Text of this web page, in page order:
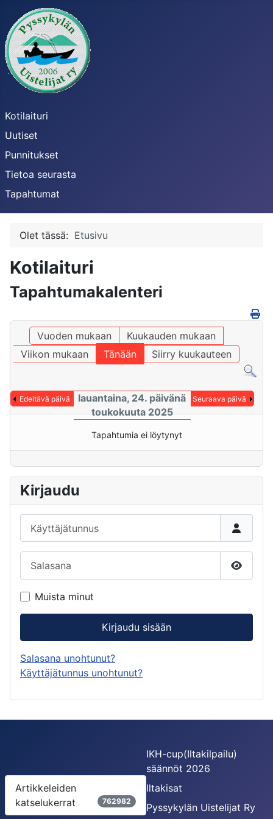
Kotilaituri
Uutiset
Punnitukset
Tietoa seurasta
Tapahtumat
Olet tässä: Etusivu
Kotilaituri
Tapahtumakalenteri
Vuoden mukaan
Kuukauden mukaan
Viikon mukaan
Tänään Siirry kuukauteen
Edeltävä päivä
lauantaina, 24. päivänä
toukokuuta 2025
Seuraava päivä
Tapahtumia ei löytynyt
Kirjaudu
Näytä
Muista minut
Kirjaudu sisään
Salasana unohtunut?
Käyttäjätunnus unohtunut?
Artikkeleiden
katselukerrat
762982
IKH-cup(Iltakilpailu)
säännöt 2026
Iltakisat
Pyssykylän Uistelijat Ry